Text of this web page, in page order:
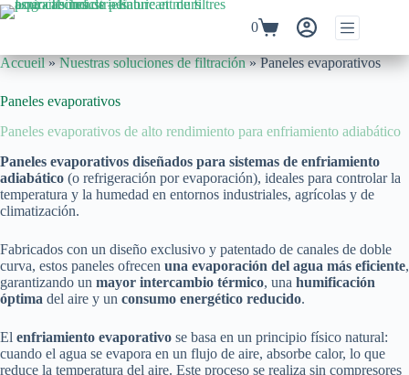
Saltar
al
Carro
de
compra
0
Accueil»Nuestras soluciones de filtración»Paneles evaporativos
Paneles evaporativos
Paneles evaporativos de alto rendimiento para enfriamiento adiabático
Paneles evaporativos diseñados para sistemas de enfriamiento
adiabático (o refrigeración por evaporación), ideales para controlar la
temperatura y la humedad en entornos industriales, agrícolas y de
climatización.
Fabricados con un diseño exclusivo y patentado de canales de doble
curva, estos paneles ofrecen una evaporación del agua más eficiente,
garantizando un mayor intercambio térmico, una humificación
óptima del aire y un consumo energético reducido.
El enfriamiento evaporativo se basa en un principio físico natural:
cuando el agua se evapora en un flujo de aire, absorbe calor, lo que
reduce la temperatura del aire. Este proceso se realiza sin compresores